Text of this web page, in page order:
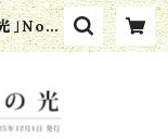
」No.9
出版社